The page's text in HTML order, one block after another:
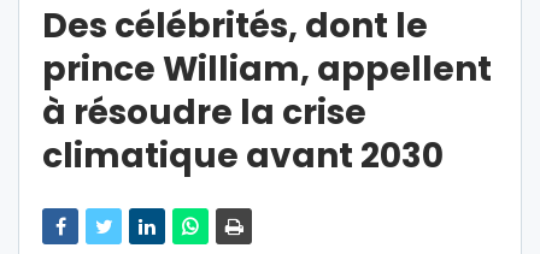
Des célébrités, dont le
prince William, appellent
à résoudre la crise
climatique avant 2030